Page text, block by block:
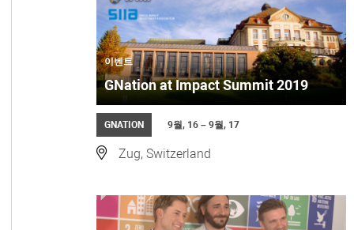
이벤트
GNation at Impact Summit 2019
GNATION 9월, 16 – 9월, 17
Zug, Switzerland